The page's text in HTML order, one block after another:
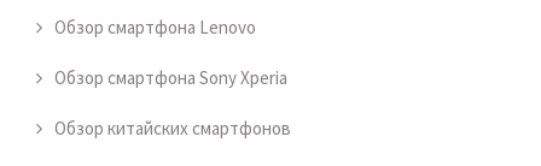
Обзор смартфона Lenovo
Обзор смартфона Sony Xperia
Обзор китайских смартфонов